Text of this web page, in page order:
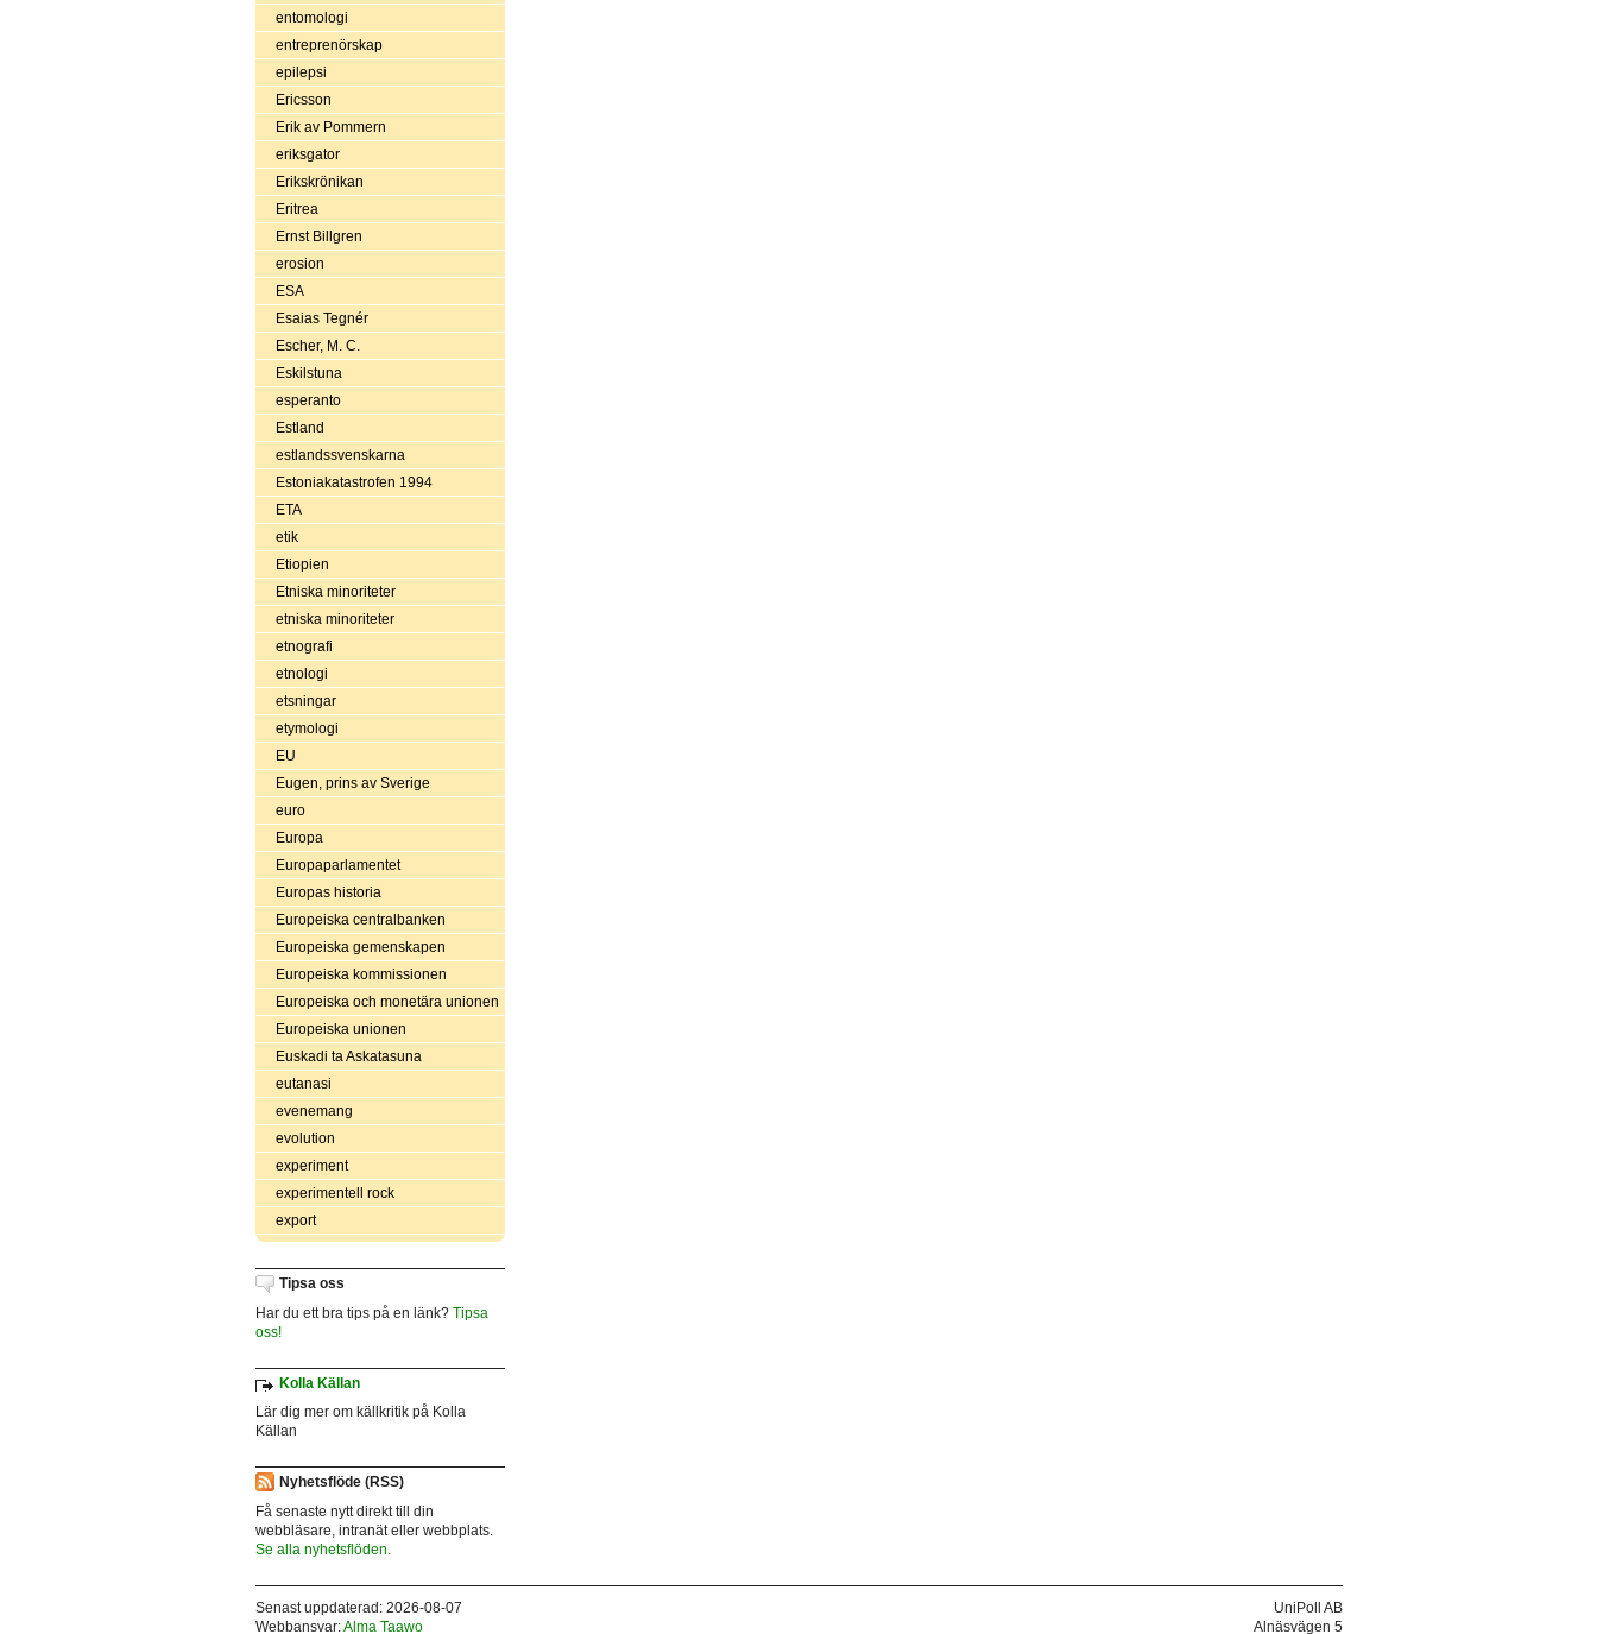
entomologi
entreprenörskap
epilepsi
Ericsson
Erik av Pommern
eriksgator
Erikskrönikan
Eritrea
Ernst Billgren
erosion
ESA
Esaias Tegnér
Escher, M. C.
Eskilstuna
esperanto
Estland
estlandssvenskarna
Estoniakatastrofen 1994
ETA
etik
Etiopien
Etniska minoriteter
etniska minoriteter
etnografi
etnologi
etsningar
etymologi
EU
Eugen, prins av Sverige
euro
Europa
Europaparlamentet
Europas historia
Europeiska centralbanken
Europeiska gemenskapen
Europeiska kommissionen
Europeiska och monetära unionen
Europeiska unionen
Euskadi ta Askatasuna
eutanasi
evenemang
evolution
experiment
experimentell rock
export
Tipsa oss
Har du ett bra tips på en länk? Tipsa
oss!
Kolla Källan
Lär dig mer om källkritik på Kolla
Källan
Nyhetsflöde (RSS)
Få senaste nytt direkt till din
webbläsare, intranät eller webbplats.
Se alla nyhetsflöden.
Senast uppdaterad: 2026-08-07
Webbansvar:Alma Taawo
UniPoll AB
Alnäsvägen 5